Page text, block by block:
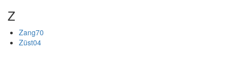
Z
Zang70
Züst04